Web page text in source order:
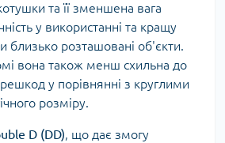
та її зменшена вага
у використанні та кращу
близько розташовані об'єкти.
вона також менш схильна до
у порівнянні з круглими
розміру.
D (DD), що дає змогу